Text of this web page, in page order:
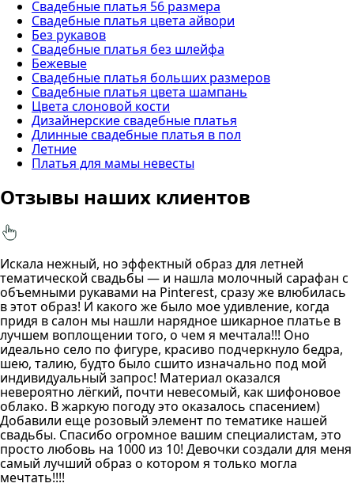
Свадебные платья 56 размера
Свадебные платья цвета айвори
Без рукавов
Свадебные платья без шлейфа
Бежевые
Свадебные платья больших размеров
Свадебные платья цвета шампань
Цвета слоновой кости
Дизайнерские свадебные платья
Длинные свадебные платья в пол
Летние
Платья для мамы невесты
Отзывы наших клиентов
Искала нежный, но эффектный образ для летней
тематической свадьбы — и нашла молочный сарафан с
объемными рукавами на Pinterest, сразу же влюбилась
в этот образ! И какого же было мое удивление, когда
придя в салон мы нашли нарядное шикарное платье в
лучшем воплощении того, о чем я мечтала!!! Оно
идеально село по фигуре, красиво подчеркнуло бедра,
шею, талию, будто было сшито изначально под мой
индивидуальный запрос! Материал оказался
невероятно лёгкий, почти невесомый, как шифоновое
облако. В жаркую погоду это оказалось спасением)
Добавили еще розовый элемент по тематике нашей
свадьбы. Спасибо огромное вашим специалистам, это
просто любовь на 1000 из 10! Девочки создали для меня
самый лучший образ о котором я только могла
мечтать!!!!